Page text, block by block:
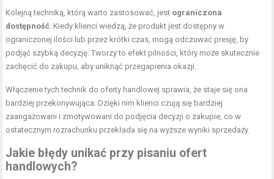
Kolejną techniką, którą warto zastosować, jest ograniczona
dostępność . Kiedy klienci wiedzą, że produkt jest dostępny w
ograniczonej ilości lub przez krótki czas, mogą odczuwać presję, by
podjąć szybką decyzję. Tworzy to efekt pilności, który może skutecznie
zachęcić do zakupu, aby uniknąć przegapienia okazji.
Włączenie tych technik do oferty handlowej sprawia, że staje się ona
bardziej przekonywująca. Dzięki nim klienci czują się bardziej
zaangażowani i zmotywowani do podjęcia decyzji o zakupie, co w
ostatecznym rozrachunku przekłada się na wyższe wyniki sprzedaży.
Jakie błędy unikać przy pisaniu ofert
handlowych?